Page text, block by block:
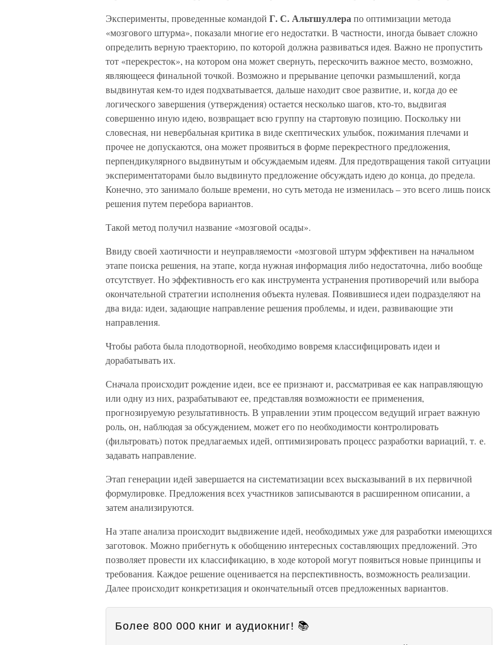
Эксперименты, проведенные командой Г. С. Альтшуллерапо оптимизации метода
«мозгового штурма», показали многие его недостатки. В частности, иногда бывает сложно
определить верную траекторию, по которой должна развиваться идея. Важно не пропустить
тот «перекресток», на котором она может свернуть, перескочить важное место, возможно,
являющееся финальной точкой. Возможно и прерывание цепочки размышлений, когда
выдвинутая кем-то идея подхватывается, дальше находит свое развитие, и, когда до ее
логического завершения (утверждения) остается несколько шагов, кто-то, выдвигая
совершенно иную идею, возвращает всю группу на стартовую позицию. Поскольку ни
словесная, ни невербальная критика в виде скептических улыбок, пожимания плечами и
прочее не допускаются, она может проявиться в форме перекрестного предложения,
перпендикулярного выдвинутым и обсуждаемым идеям. Для предотвращения такой ситуации
экспериментаторами было выдвинуто предложение обсуждать идею до конца, до предела.
Конечно, это занимало больше времени, но суть метода не изменилась – это всего лишь поиск
решения путем перебора вариантов.
Такой метод получил название «мозговой осады».
Ввиду своей хаотичности и неуправляемости «мозговой штурм эффективен на начальном
этапе поиска решения, на этапе, когда нужная информация либо недостаточна, либо вообще
отсутствует. Но эффективность его как инструмента устранения противоречий или выбора
окончательной стратегии исполнения объекта нулевая. Появившиеся идеи подразделяют на
два вида: идеи, задающие направление решения проблемы, и идеи, развивающие эти
направления.
Чтобы работа была плодотворной, необходимо вовремя классифицировать идеи и
дорабатывать их.
Сначала происходит рождение идеи, все ее признают и, рассматривая ее как направляющую
или одну из них, разрабатывают ее, представляя возможности ее применения,
прогнозируемую результативность. В управлении этим процессом ведущий играет важную
роль, он, наблюдая за обсуждением, может его по необходимости контролировать
(фильтровать) поток предлагаемых идей, оптимизировать процесс разработки вариаций, т. е.
задавать направление.
Этап генерации идей завершается на систематизации всех высказываний в их первичной
формулировке. Предложения всех участников записываются в расширенном описании, а
затем анализируются.
На этапе анализа происходит выдвижение идей, необходимых уже для разработки имеющихся
заготовок. Можно прибегнуть к обобщению интересных составляющих предложений. Это
позволяет провести их классификацию, в ходе которой могут появиться новые принципы и
требования. Каждое решение оценивается на перспективность, возможность реализации.
Далее происходит конкретизация и окончательный отсев предложенных вариантов.
Более 800 000 книг и аудиокниг! 📚